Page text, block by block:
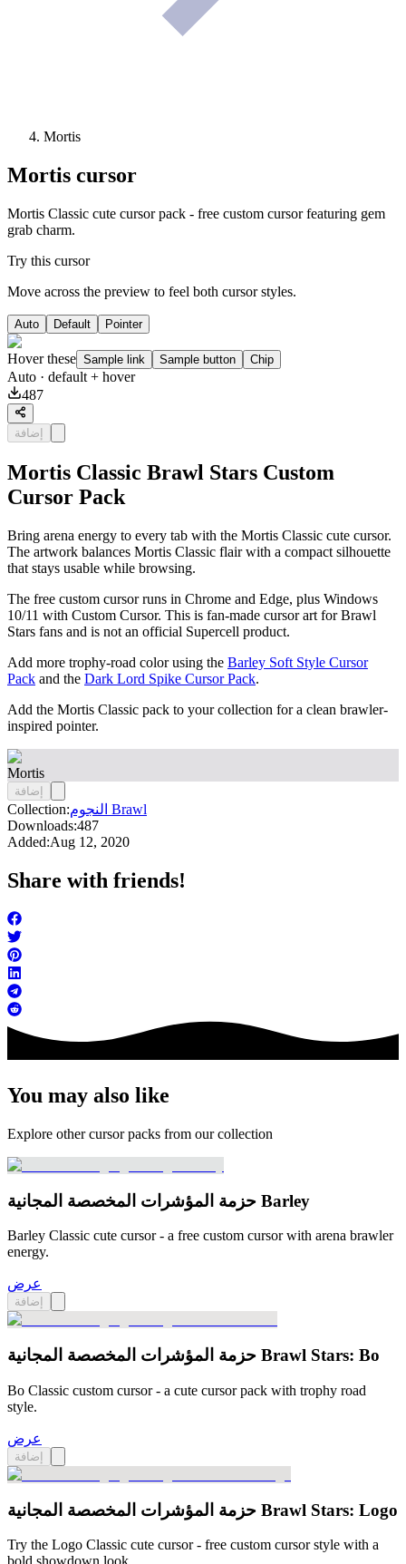
Mortis
Mortis cursor
Mortis Classic cute cursor pack - free custom cursor featuring gem
grab charm.
Try this cursor
Move across the preview to feel both cursor styles.
Auto Default Pointer
Hover these Sample link Sample button Chip
Auto · default + hover
487
إضافة
Mortis Classic Brawl Stars Custom
Cursor Pack
Bring arena energy to every tab with the Mortis Classic cute cursor.
The artwork balances Mortis Classic flair with a compact silhouette
that stays usable while browsing.
The free custom cursor runs in Chrome and Edge, plus Windows
10/11 with Custom Cursor. This is fan-made cursor art for Brawl
Stars fans and is not an official Supercell product.
Add more trophy-road color using the Barley Soft Style Cursor
Pack and the Dark Lord Spike Cursor Pack.
Add the Mortis Classic pack to your collection for a clean brawler-
inspired pointer.
Mortis
إضافة
Collection:
النجوم Brawl
Downloads:487
Added:Aug 12, 2020
Share with friends!
You may also like
Explore other cursor packs from our collection
حزمة المؤشرات المخصصة المجانية Barley
Barley Classic cute cursor - a free custom cursor with arena brawler
energy.
عرض
إضافة
حزمة المؤشرات المخصصة المجانية Brawl Stars: Bo
Bo Classic custom cursor - a cute cursor pack with trophy road
style.
عرض
إضافة
حزمة المؤشرات المخصصة المجانية Brawl Stars: Logo
Try the Logo Classic cute cursor - free custom cursor style with a